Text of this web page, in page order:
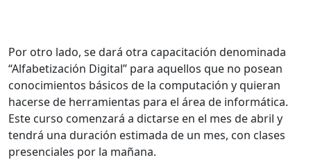
Por otro lado, se dará otra capacitación denominada
“Alfabetización Digital” para aquellos que no posean
conocimientos básicos de la computación y quieran
hacerse de herramientas para el área de informática.
Este curso comenzará a dictarse en el mes de abril y
tendrá una duración estimada de un mes, con clases
presenciales por la mañana.